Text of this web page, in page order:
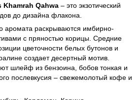
Khamrah Qahwa – это экзотический
до дизайна флакона.
аромата раскрываются имбирно-
с пряностью корицы. Средние
цветочности белых бутонов и
создает десертный мотив.
шлейф из бензоина, бобов тонкая и
послевкусия – свежемолотый кофе и